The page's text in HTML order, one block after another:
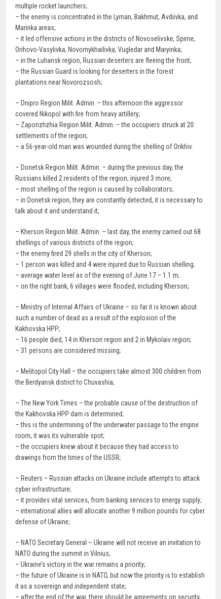
multiple rocket launchers;
– the enemy is concentrated in the Lyman, Bakhmut, Avdiivka, and
Marinka areas;
– it led offensive actions in the districts of Novoselivske, Spirne,
Orihovo-Vasylivka, Novomykhailivka, Vugledar and Maryinka;
– in the Luhansk region, Russian deserters are fleeing the front;
– the Russian Guard is looking for deserters in the forest
plantations near Novorozsosh;
– Dnipro Region Milit. Admin. – this afternoon the aggressor
covered Nikopol with fire from heavy artillery;
– Zaporizhzhia Region Milit. Admin. – the occupiers struck at 20
settlements of the region;
– a 56-year-old man was wounded during the shelling of Orikhiv.
– Donetsk Region Milit. Admin. – during the previous day, the
Russians killed 2 residents of the region, injured 3 more;
– most shelling of the region is caused by collaborators;
– in Donetsk region, they are constantly detected, it is necessary to
talk about it and understand it;
– Kherson Region Milit. Admin. – last day, the enemy carried out 68
shellings of various districts of the region;
– the enemy fired 29 shells in the city of Kherson;
– 1 person was killed and 4 were injured due to Russian shelling;
– average water level as of the evening of June 17 – 1.1 m;
– on the right bank, 6 villages were flooded, including Kherson;
– Ministry of Internal Affairs of Ukraine – so far it is known about
such a number of dead as a result of the explosion of the
Kakhovska HPP;
– 16 people died, 14 in Kherson region and 2 in Mykolaiv region;
– 31 persons are considered missing;
– Melitopol City Hall – the occupiers take almost 300 children from
the Berdyansk district to Chuvashia;
– The New York Times – the probable cause of the destruction of
the Kakhovska HPP dam is determined;
– this is the undermining of the underwater passage to the engine
room, it was its vulnerable spot;
– the occupiers knew about it because they had access to
drawings from the times of the USSR;
– Reuters – Russian attacks on Ukraine include attempts to attack
cyber infrastructure;
– it provides vital services, from banking services to energy supply;
– international allies will allocate another 9 million pounds for cyber
defense of Ukraine;
– NATO Secretary General – Ukraine will not receive an invitation to
NATO during the summit in Vilnius;
– Ukraine’s victory in the war remains a priority;
– the future of Ukraine is in NATO, but now the priority is to establish
it as a sovereign and independent state;
– after the end of the war, there should be agreements on security,